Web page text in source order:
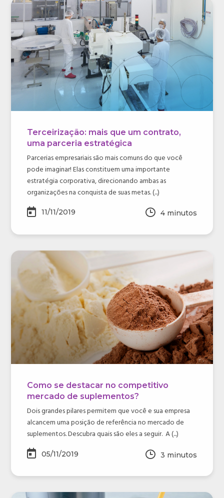
Terceirização: mais que um contrato,
uma parceria estratégica
Parcerias empresariais são mais comuns do que você
pode imaginar! Elas constituem uma importante
estratégia corporativa, direcionando ambas as
organizações na conquista de suas metas. (...)
11/11/2019 4 minutos
Como se destacar no competitivo
mercado de suplementos?
Dois grandes pilares permitem que você e sua empresa
alcancem uma posição de referência no mercado de
suplementos. Descubra quais são eles a seguir. A (...)
05/11/2019 3 minutos